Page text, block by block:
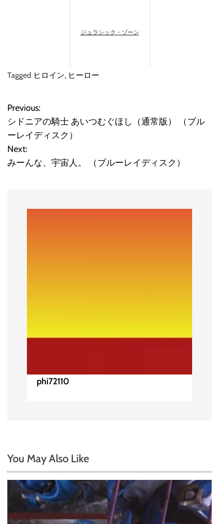
ジュラシック・ゾーン
Tagged ヒロイン, ヒーロー
投
稿
ナ
ゲ
ー
シ
ョ
ン
Previous:
シドニアの騎士 あいつむぐほし（通常版） （ブル
ーレイディスク）
Next:
みーんな、宇宙人。 （ブルーレイディスク）
phi72110
You May Also Like